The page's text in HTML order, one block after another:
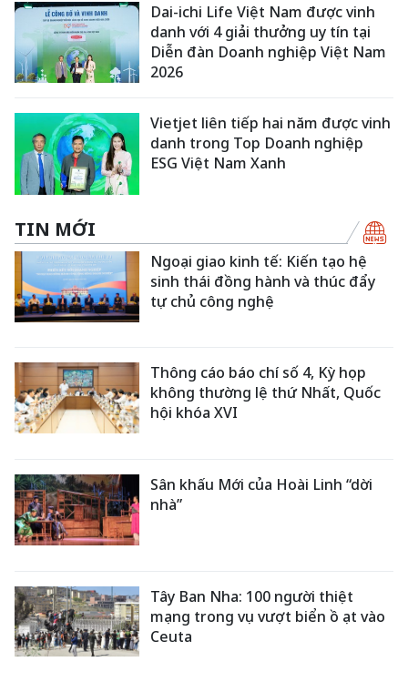
Dai-ichi Life Việt Nam được vinh
danh với 4 giải thưởng uy tín tại
Diễn đàn Doanh nghiệp Việt Nam
2026
Vietjet liên tiếp hai năm được vinh
danh trong Top Doanh nghiệp
ESG Việt Nam Xanh
TIN MỚI
Ngoại giao kinh tế: Kiến tạo hệ
sinh thái đồng hành và thúc đẩy
tự chủ công nghệ
Thông cáo báo chí số 4, Kỳ họp
không thường lệ thứ Nhất, Quốc
hội khóa XVI
Sân khấu Mới của Hoài Linh “dời
nhà”
Tây Ban Nha: 100 người thiệt
mạng trong vụ vượt biển ồ ạt vào
Ceuta